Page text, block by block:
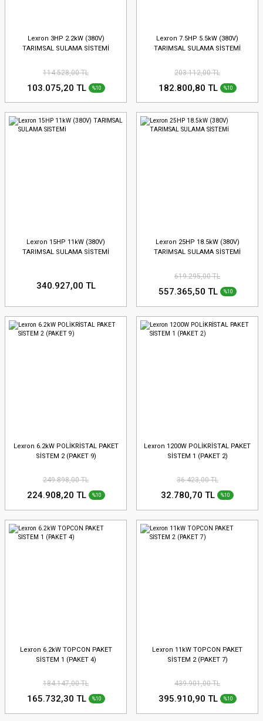
Lexron 3HP 2.2kW (380V)
TARIMSAL SULAMA SİSTEMİ
114.528,00 TL
103.075,20 TL %10
Lexron 7.5HP 5.5kW (380V)
TARIMSAL SULAMA SİSTEMİ
203.112,00 TL
182.800,80 TL %10
Lexron 15HP 11kW (380V)
TARIMSAL SULAMA SİSTEMİ
340.927,00 TL
Lexron 25HP 18.5kW (380V)
TARIMSAL SULAMA SİSTEMİ
619.295,00 TL
557.365,50 TL %10
Lexron 6.2kW POLİKRİSTAL PAKET
SİSTEM 2 (PAKET 9)
249.898,00 TL
224.908,20 TL %10
Lexron 1200W POLİKRİSTAL PAKET
SİSTEM 1 (PAKET 2)
36.423,00 TL
32.780,70 TL %10
Lexron 6.2kW TOPCON PAKET
SİSTEM 1 (PAKET 4)
184.147,00 TL
165.732,30 TL %10
Lexron 11kW TOPCON PAKET
SİSTEM 2 (PAKET 7)
439.901,00 TL
395.910,90 TL %10